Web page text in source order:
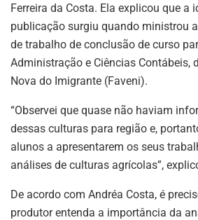
Ferreira da Costa. Ela explicou que a
publicação surgiu quando ministrou
de trabalho de conclusão de curso
Administração e Ciências Contábeis,
Nova do Imigrante (Faveni).
“Observei que quase não haviam
dessas culturas para região e,
alunos a apresentarem os seus
análises de culturas agrícolas”,
De acordo com Andréa Costa, é
produtor entenda a importância da